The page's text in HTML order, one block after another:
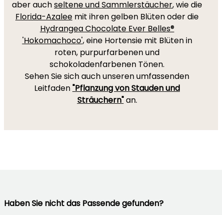
aber auchseltene und Sammlerstäucher, wie die
Florida-Azalee mit ihren gelben Blüten oder die
Hydrangea Chocolate Ever Belles®
'Hokomachoco', eine Hortensie mit Blüten in
roten, purpurfarbenen und
schokoladenfarbenen Tönen.
Sehen Sie sich auch unseren umfassenden
Leitfaden"Pflanzung von Stauden und
Sträuchern"an.
Haben Sie nicht das Passende gefunden?